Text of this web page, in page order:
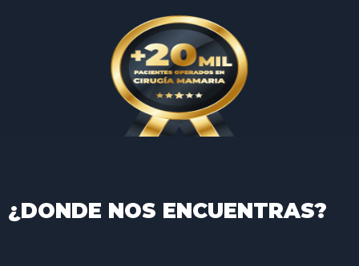
¿DONDE NOS ENCUENTRAS?